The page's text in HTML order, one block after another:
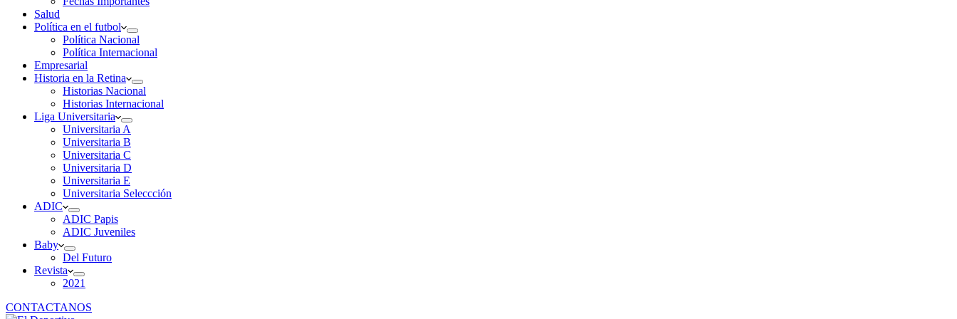
Salud
Política en el futbol
Política Nacional
Política Internacional
Empresarial
Historia en la Retina
Historias Nacional
Historias Internacional
Liga Universitaria
Universitaria A
Universitaria B
Universitaria C
Universitaria D
Universitaria E
Universitaria Seleccción
ADIC
ADIC Papis
ADIC Juveniles
Baby
Del Futuro
Revista
2021
CONTACTANOS